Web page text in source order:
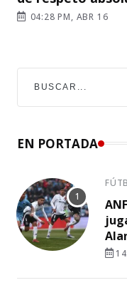
04:28 PM, ABR 16
EN PORTADA